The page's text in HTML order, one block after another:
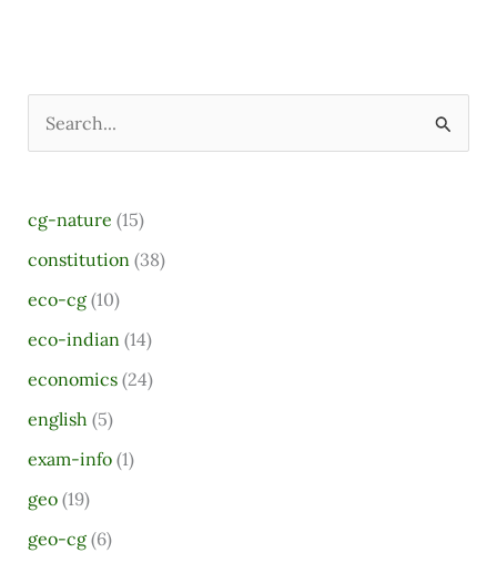
c
h
f
o
r
cg-nature (15)
constitution (38)
eco-cg(10)
eco-indian (14)
economics(24)
english (5)
exam-info(1)
geo(19)
geo-cg(6)